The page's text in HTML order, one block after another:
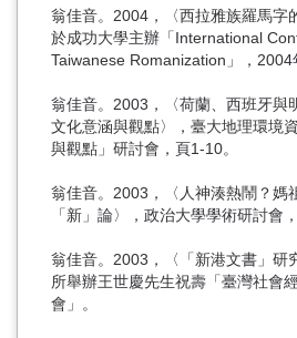
翁佳音。2004，〈西拉雅族羅馬字
於成功大學主辦「International
Taiwanese Romanization」，2004
翁佳音。2003，〈荷蘭、西班牙與
文化意涵與觀點〉，臺大地理環境
與觀點」研討會，頁1-10。
翁佳音。2003，〈人神湊熱鬧？媽
「新」論〉，政治大學學術研討會，
翁佳音。2003，〈「新港文書」研
所舉辦王世慶先生祝壽「臺灣社會
會」。